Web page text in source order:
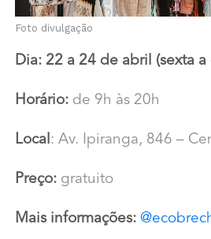
Foto divulgação
Dia: 22 a 24 de abril (sexta
Horário: de 9h às 20h
Local: Av. Ipiranga, 846 –
Preço: gratuito
Mais informações: